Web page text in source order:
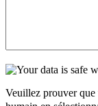
Veuillez prouver que